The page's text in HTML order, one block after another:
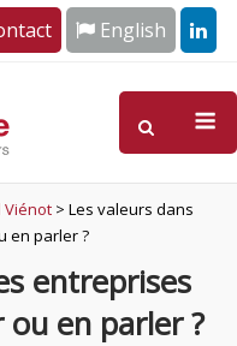
English
Viénot > Les valeurs dans
en parler ?
entreprises
en parler ?